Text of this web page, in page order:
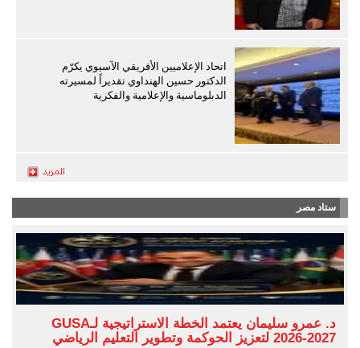
اتحاد الإعلاميين الأفريقي الآسيوي يكرّم
الدكتور حسين الهنداوي تقديراً لمسيرته
الدبلوماسية والإعلامية والفكرية
ستاد مصر
د. عمرو سليمان يعتمد الخطة الاستراتيجية لـGUSA
2026-2027 لتعزيز الحوكمة وتطوير التعليم الرياضي